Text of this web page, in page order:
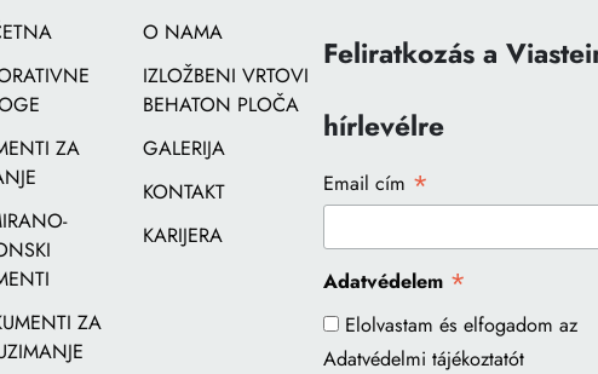
ZA
ZA
O NAMA
IZLOŽBENI VRTOVI
BEHATON PLOČA
GALERIJA
KONTAKT
KARIJERA
Feliratkozás a
hírlevélre
Email cím *
Adatvédelem *
Elolvastam és elfogadom az
Adatvédelmi tájékoztatót